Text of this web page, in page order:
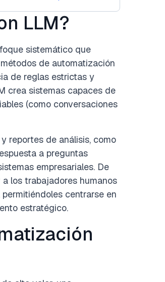
LLM?
sistemático que
de automatización
de reglas estrictas y
crea sistemas capaces de
(como conversaciones
reportes de análisis, como
a preguntas
empresariales. De
los trabajadores humanos
centrarse en
estratégico.